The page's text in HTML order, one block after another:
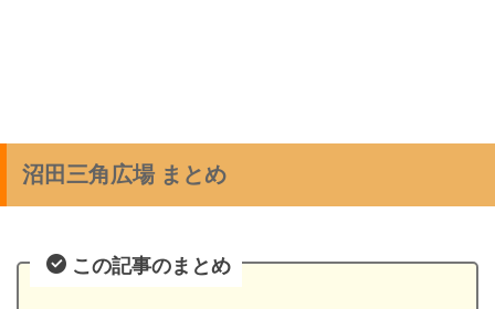
沼田三角広場 まとめ
この記事のまとめ